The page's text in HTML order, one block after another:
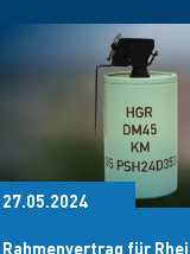
27.05.2024
Rahmenvertrag für